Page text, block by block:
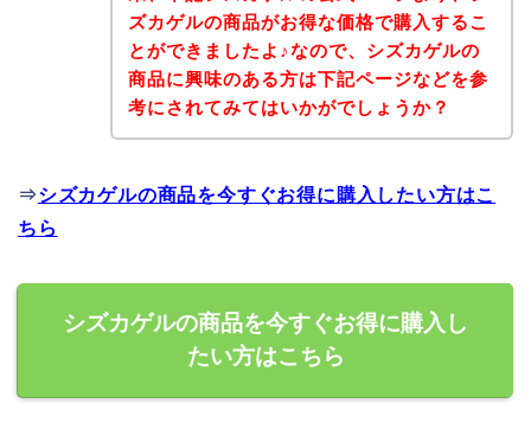
ズカゲルの商品がお得な価格で購入するこ
とができましたよ♪なので、シズカゲルの
商品に興味のある方は下記ページなどを参
考にされてみてはいかがでしょうか？
⇒シズカゲルの商品を今すぐお得に購入したい方はこ
ちら
シズカゲルの商品を今すぐお得に購入し
たい方はこちら